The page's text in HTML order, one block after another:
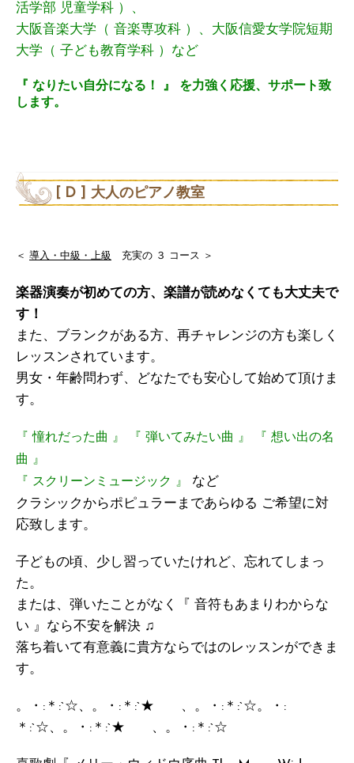
活学部 児童学科 ）、
大阪音楽大学（ 音楽専攻科 ）、大阪信愛女学院短期
大学（ 子ども教育学科 ）など
『 なりたい自分になる！ 』 を力強く応援、サポート致
します。
[ D ] 大人のピアノ教室
＜ 導入・中級・上級 充実の ３ コース ＞
楽器演奏が初めての方、楽譜が読めなくても大丈夫で
す！
また、ブランクがある方、再チャレンジの方も楽しく
レッスンされています。
男女・年齢問わず、どなたでも安心して始めて頂けま
す。
『 憧れだった曲 』 『 弾いてみたい曲 』 『 想い出の名
曲 』
『 スクリーンミュージック 』
など
クラシックからポピュラーまであらゆる ご希望に対
応致します。
子どもの頃、少し習っていたけれど、忘れてしまっ
た。
または、弾いたことがなく『 音符もあまりわからな
い 』なら不安を解決 ♫
落ち着いて有意義に貴方ならではのレッスンができま
す。
。・:＊:`☆、。・:＊:`★ 、。・:＊:`☆。・:
＊:`☆、。・:＊:`★ 、。・:＊:`☆